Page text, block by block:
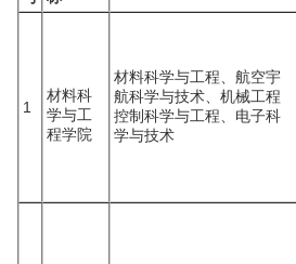
1
材料科
学与工
程学院
材料科学与工程、航空宇
航科学与技术、机械工程
控制科学与工程、电子科
学与技术